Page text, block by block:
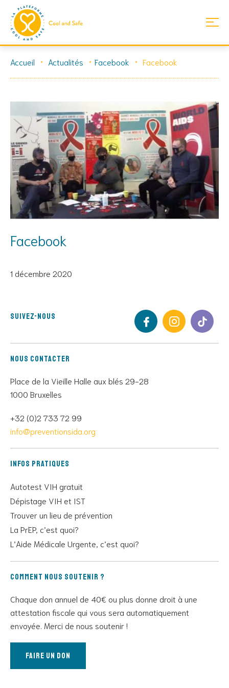
Accueil Actualités Facebook Facebook
Facebook
1 décembre 2020
Suivez-nous
Nous contacter
Place de la Vieille Halle aux blés 29-28
1000 Bruxelles
+32 (0)2 733 72 99
info@preventionsida.org
Infos pratiques
Autotest VIH gratuit
Dépistage VIH et IST
Trouver un lieu de prévention
La PrEP, c’est quoi?
L’Aide Médicale Urgente, c’est quoi?
Comment nous soutenir ?
Chaque don annuel de 40€ ou plus donne droit à une
attestation fiscale qui vous sera automatiquement
envoyée. Merci de nous soutenir !
Faire un don